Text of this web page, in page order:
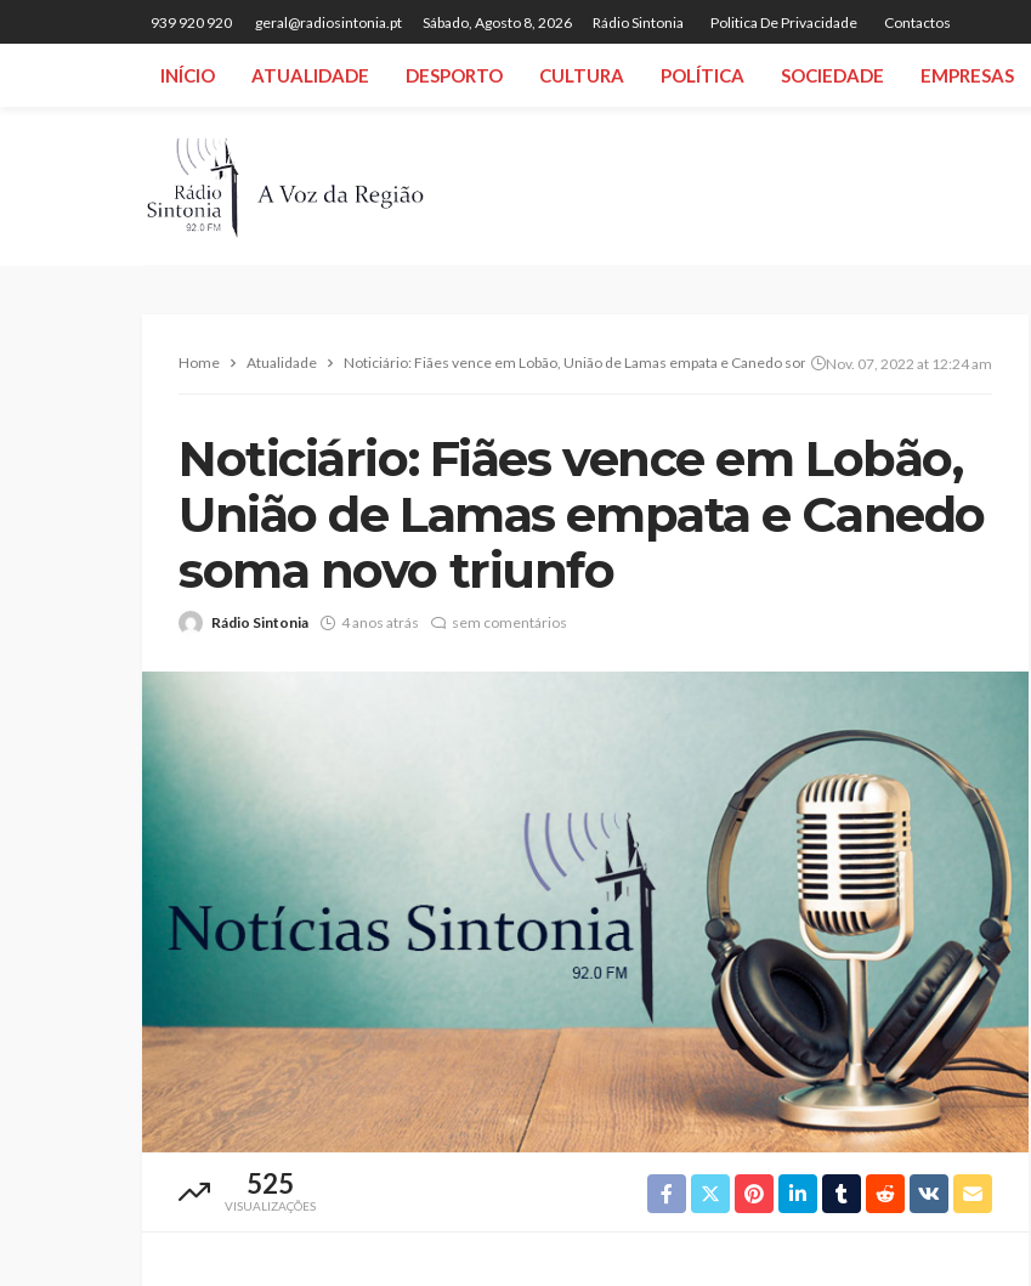
939 920 920 geral@radiosintonia.pt Sábado, Agosto 8, 2026 Rádio Sintonia Politica De Privacidade Contactos
INÍCIO ATUALIDADE DESPORTO CULTURA POLÍTICA SOCIEDADE EMPRESAS
Home Atualidade Noticiário: Fiães vence em Lobão, União de Lamas empata e Canedo soma novo triunfoNov. 07, 2022 at 12:24 am
Noticiário: Fiães vence em Lobão,
União de Lamas empata e Canedo
soma novo triunfo
Rádio Sintonia 4 anos atrás sem comentários
525
VISUALIZAÇÕES
da Volta a Portugal
mulher talvez tenha sido
uma das primeiras
feministas”
Rádio Sintonia 17 horas atrás